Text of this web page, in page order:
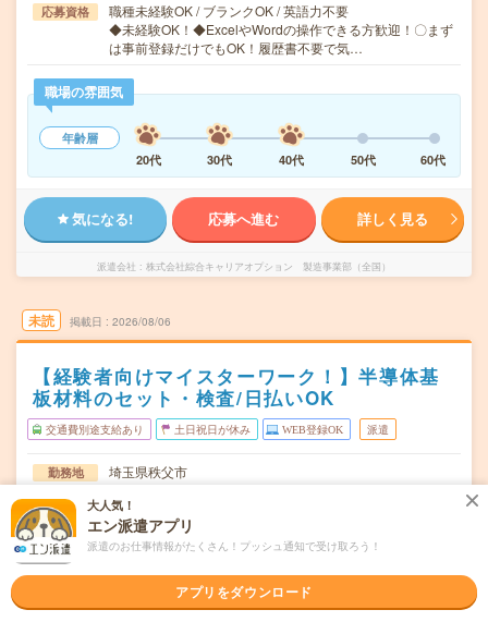
応募資格
職種未経験OK / ブランクOK / 英語力不要
◆未経験OK！◆ExcelやWordの操作できる方歓迎！〇まず
は事前登録だけでもOK！履歴書不要で気…
職場の雰囲気
年齢層
20代
30代 40代 50代 60代
気になる! 応募へ進む 詳しく見る
派遣会社 株式会社綜合キャリアオプション 製造事業部（全国）
未読 掲載日 2026/08/06
【経験者向けマイスターワーク！】半導体基
板材料のセット・検査/日払いOK
交通費別途支給あり 土日祝日が休み WEB登録OK 派遣
勤務地
埼玉県秩父市
曜日頻度 月～金
時間
長期でお仕事できる方、大歓迎！
大人気！
エン派遣アプリ
派遣のお仕事情報がたくさん！プッシュ通知で受け取ろう！
アプリをダウンロード